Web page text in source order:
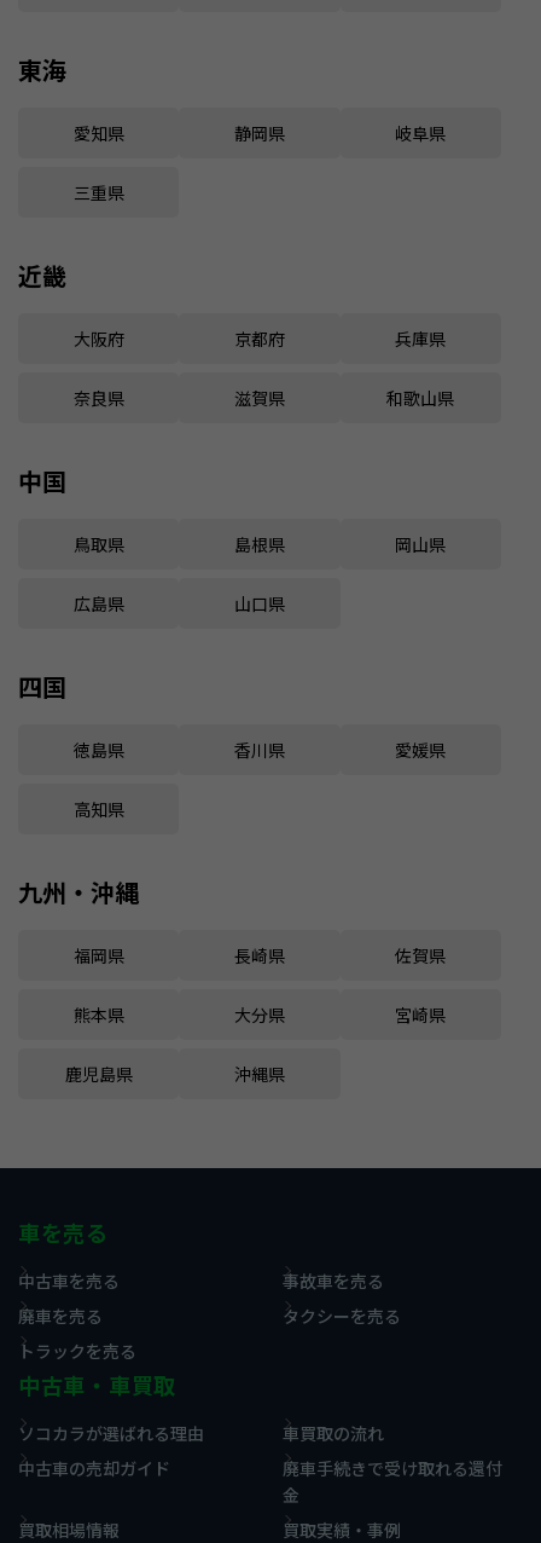
東海
愛知県 静岡県 岐阜県
三重県
近畿
大阪府 京都府 兵庫県
奈良県 滋賀県 和歌山県
中国
鳥取県 島根県 岡山県
広島県 山口県
四国
徳島県 香川県 愛媛県
高知県
九州・沖縄
福岡県 長崎県 佐賀県
熊本県 大分県 宮崎県
鹿児島県 沖縄県
車を売る
中古車を売る
事故車を売る
廃車を売る
タクシーを売る
トラックを売る
中古車・車買取
ソコカラが選ばれる理由
車買取の流れ
中古車の売却ガイド
廃車手続きで受け取れる還付
金
買取相場情報
買取実績・事例